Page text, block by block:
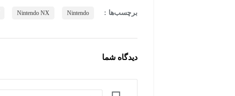
برچسب‌ها : Nintendo
Nintendo NX
دیدگاه شما